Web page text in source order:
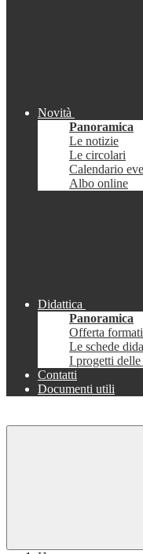
Novità
Panoramica
Le notizie
Le circolari
Calendario
Albo online
Didattica
Panoramica
Offerta
Le schede
I progetti delle
Contatti
Documenti utili